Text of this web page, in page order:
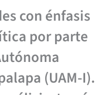
con énfasis
por parte
(UAM-I).